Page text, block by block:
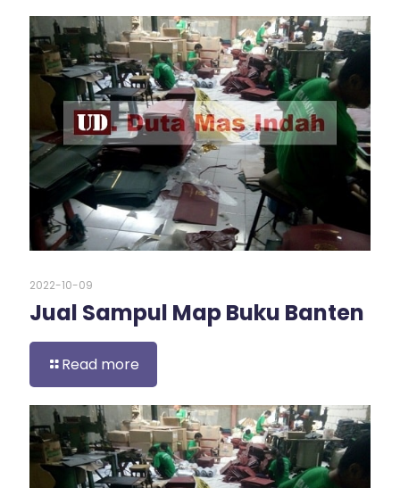
2022-10-09
Jual Sampul Map Buku Banten
Read more